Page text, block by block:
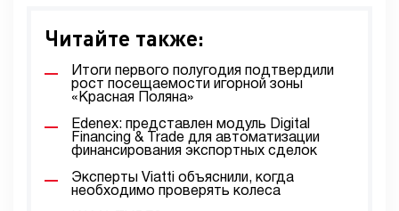
Читайте также:
Итоги первого полугодия подтвердили
рост посещаемости игорной зоны
«Красная Поляна»
Edenex: представлен модуль Digital
Financing & Trade для автоматизации
финансирования экспортных сделок
Эксперты Viatti объяснили, когда
необходимо проверять колеса